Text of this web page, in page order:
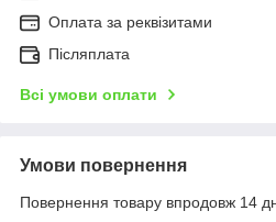
Оплата за реквізитами
Післяплата
Всі умови оплати
Умови повернення
Повернення товару впродовж 14